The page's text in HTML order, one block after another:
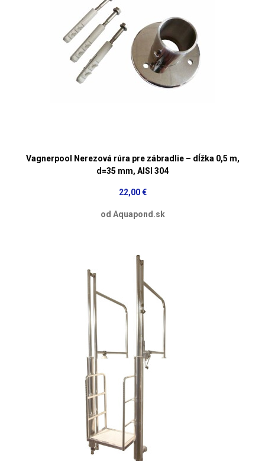
Vagnerpool Nerezová rúra pre zábradlie – dĺžka 0,5 m,
d=35 mm, AISI 304
22,00 €
od Aquapond.sk